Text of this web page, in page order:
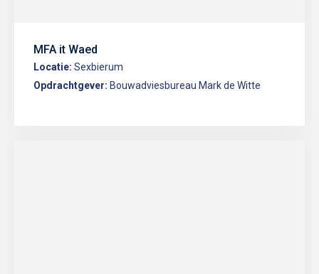
MFA it Waed
Locatie: Sexbierum
Opdrachtgever: Bouwadviesbureau Mark de Witte